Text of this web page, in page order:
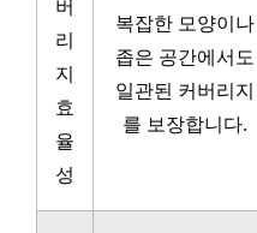
버
리
지
효
율
성
복잡한 모양이나
좁은 공간에서도
일관된 커버리지
를 보장합니다.